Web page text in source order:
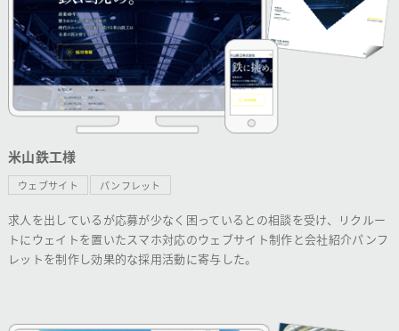
米山鉄工様
ウェブサイト パンフレット
求人を出しているが応募が少なく困っているとの相談を受け、リクルー
トにウェイトを置いたスマホ対応のウェブサイト制作と会社紹介パンフ
レットを制作し効果的な採用活動に寄与した。